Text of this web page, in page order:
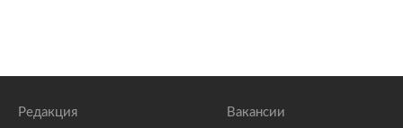
Редакция Вакансии